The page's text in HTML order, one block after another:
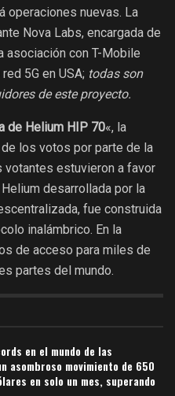
operaciones nuevas. La
Nova Labs, encargada de
asociación con T-Mobile
5G en USA; todas son
de este proyecto.
de Helium HIP 70«, la
los votos por parte de la
votantes estuvieron a favor
desarrollada por la
fue construida
inalámbrico. En la
de acceso para miles de
partes del mundo.
en el mundo de las
asombroso movimiento de 650
en solo un mes, superando